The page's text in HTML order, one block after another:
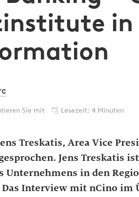
Sie mit Lesezeit: 4 Minuten
Treskatis, Area Vice
Jens Treskatis
Unternehmens in den
Interview mit nCino im